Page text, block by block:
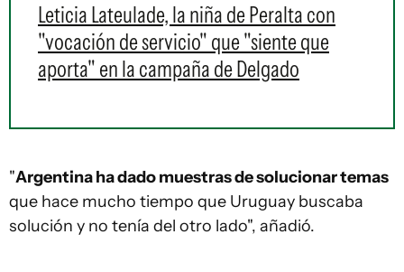
Leticia Lateulade, la niña de Peralta con
"vocación de servicio" que "siente que
aporta" en la campaña de Delgado
"Argentina ha dado muestras de solucionar temas
que hace mucho tiempo que Uruguay buscaba
solución y no tenía del otro lado", añadió.